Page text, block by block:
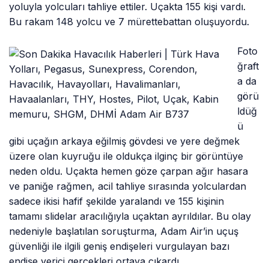
yoluyla yolcuları tahliye ettiler. Uçakta 155 kişi vardı.
Bu rakam 148 yolcu ve 7 mürettebattan oluşuyordu.
Foto
ğraft
a da
görü
ldüğ
ü
gibi uçağın arkaya eğilmiş gövdesi ve yere değmek
üzere olan kuyruğu ile oldukça ilginç bir görüntüye
neden oldu. Uçakta hemen göze çarpan ağır hasara
ve paniğe rağmen, acil tahliye sırasında yolculardan
sadece ikisi hafif şekilde yaralandı ve 155 kişinin
tamamı slidelar aracılığıyla uçaktan ayrıldılar. Bu olay
nedeniyle başlatılan soruşturma, Adam Air’in uçuş
güvenliği ile ilgili geniş endişeleri vurgulayan bazı